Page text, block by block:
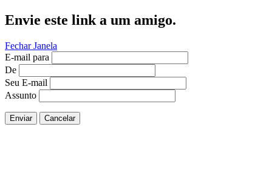
Envie este link a um amigo.
Fechar Janela
E-mail para
De
Seu E-mail
Assunto
Enviar Cancelar